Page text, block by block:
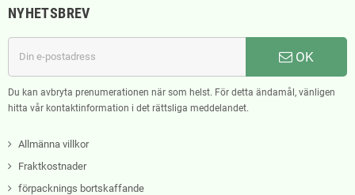
NYHETSBREV
OK
Du kan avbryta prenumerationen när som helst. För detta ändamål, vänligen
hitta vår kontaktinformation i det rättsliga meddelandet.
Allmänna villkor
Fraktkostnader
förpacknings bortskaffande